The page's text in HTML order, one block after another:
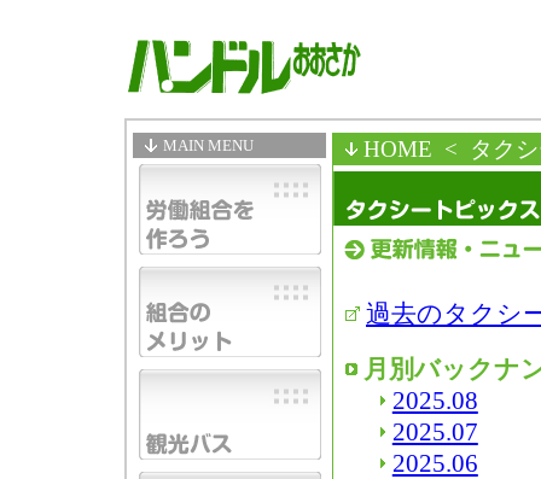
MAIN MENU HOME < タク
過去のタクシ
月別バックナ
2025.08
2025.07
2025.06